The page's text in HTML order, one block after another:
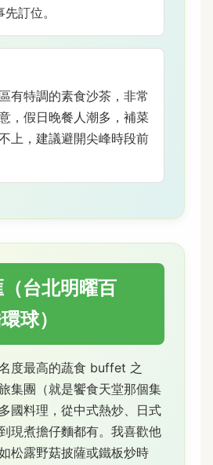
訂位。
有特調的素食沙茶，非常
，假日晚餐人潮多，補菜
上，建議避開尖峰時段前
台北明曜百
球）
度最高的蔬食 buffet 之
集團（就是饗食天堂那個集
國料理，從中式熱炒、日式
現煮擔仔麵都有。我喜歡他
松露野菇披薩或鐵板炒時